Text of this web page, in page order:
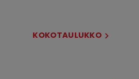
KOKOTAULUKKO